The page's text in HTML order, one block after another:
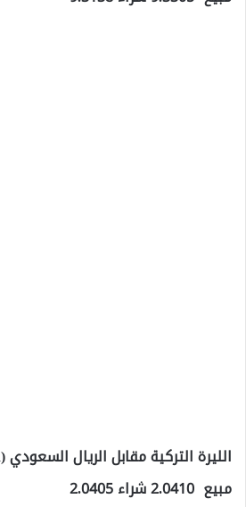
الليرة التركية مقابل الريال السعودي (SAR)
مبيع 2.0410 شراء 2.0405